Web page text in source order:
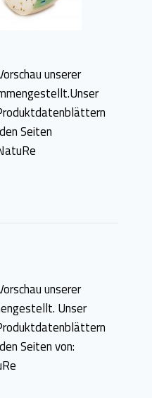
unserer
Seiten
unserer
Unser
Seiten von: